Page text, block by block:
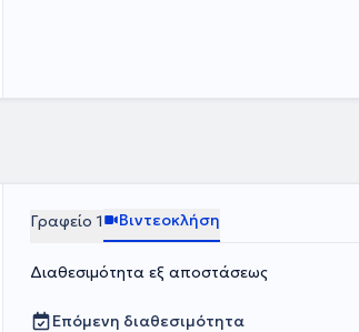
Γραφείο 1 Βιντεοκλήση
Διαθεσιμότητα εξ αποστάσεως
Επόμενη διαθεσιμότητα